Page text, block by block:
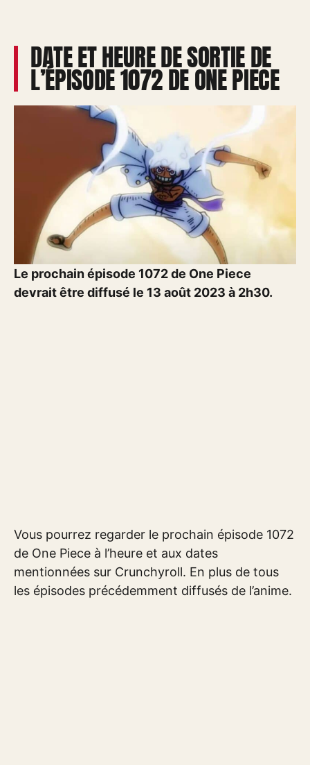
DATE ET HEURE DE SORTIE DE
L’ÉPISODE 1072 DE ONE PIECE
Le prochain épisode 1072 de One Piece
devrait être diffusé le 13 août 2023 à 2h30.
Vous pourrez regarder le prochain épisode 1072
de One Piece à l’heure et aux dates
mentionnées sur Crunchyroll. En plus de tous
les épisodes précédemment diffusés de l’anime.